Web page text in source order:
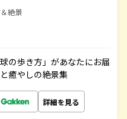
絶景
の歩き方」があなたにお届
癒やしの絶景集
詳細を見る